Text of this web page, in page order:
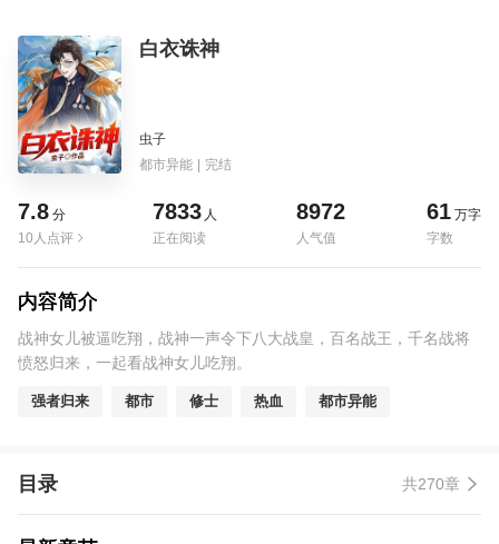
白衣诛神
虫子
都市异能 | 完结
7.8 分
10人点评
7833 人
正在阅读
8972
人气值
61 万字
字数
内容简介
战神女儿被逼吃翔，战神一声令下八大战皇，百名战王，千名战将
愤怒归来，一起看战神女儿吃翔。
强者归来 都市 修士 热血 都市异能
目录 共270章